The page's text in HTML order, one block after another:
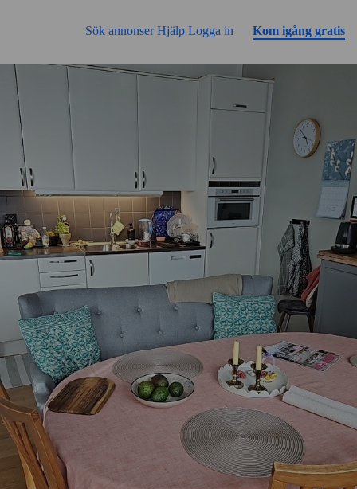
Sök annonserHjälp Logga in Kom igång gratis